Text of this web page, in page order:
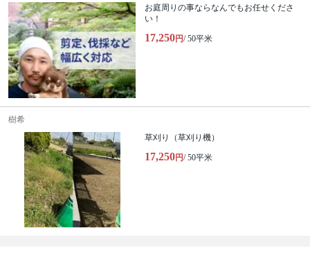
お庭周りの事ならなんでもお任せくださ
い！
17,250円/ 50平米
樹希
草刈り（草刈り機）
17,250円/ 50平米